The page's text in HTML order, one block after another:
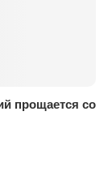
прощается со